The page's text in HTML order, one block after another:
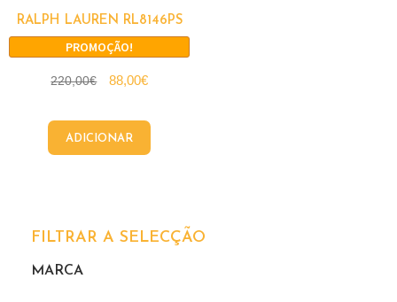
RALPH LAUREN RL8146PS
PROMOÇÃO!
220,00€ 88,00€
ADICIONAR
FILTRAR A SELECÇÃO
MARCA